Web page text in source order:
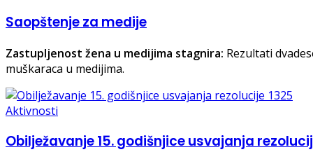
Saopštenje za medije
Zastupljenost žena u medijima stagnira: Rezultati
muškaraca u medijima.
Aktivnosti
Obilježavanje 15. godišnjice usvajanja